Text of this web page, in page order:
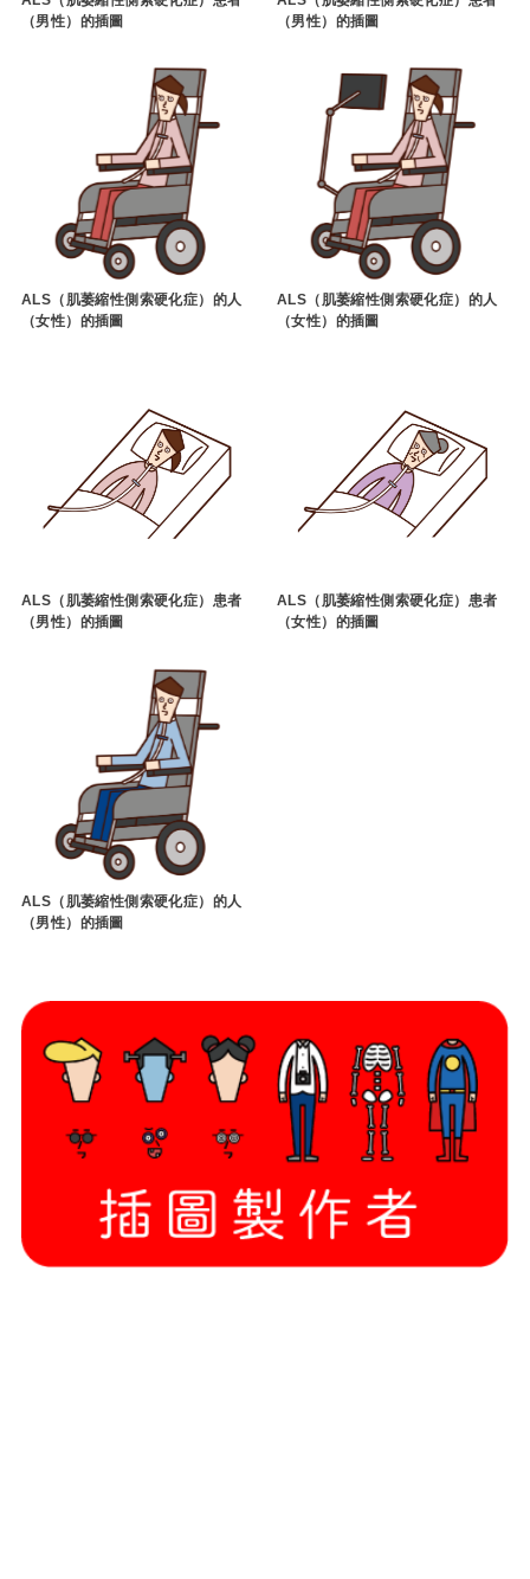
（男性）的插圖
（男性）的插圖
ALS（肌萎縮性側索硬化症）的人
（女性）的插圖
ALS（肌萎縮性側索硬化症）的人
（女性）的插圖
ALS（肌萎縮性側索硬化症）患者
（男性）的插圖
ALS（肌萎縮性側索硬化症）患者
（女性）的插圖
ALS（肌萎縮性側索硬化症）的人
（男性）的插圖